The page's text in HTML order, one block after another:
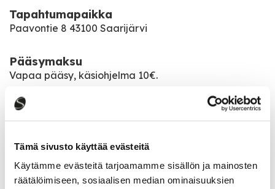
Tämä sivusto käyttää evästeitä
Käytämme evästeitä tarjoamamme sisällön ja mainosten
räätälöimiseen, sosiaalisen median ominaisuuksien
Tapahtumapaikka
Paavontie 8 43100 Saarijärvi
Pääsymaksu
Vapaa pääsy, käsiohjelma 10€.
Katso kaikki tapahtumat
Jaa tapahtuma: